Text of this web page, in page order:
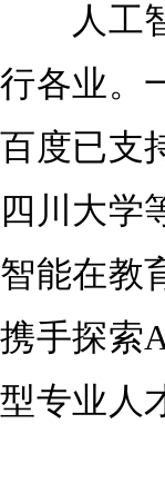
人工智
行各业。
百度已支
四川大学
智能在教
携手探索
型专业人